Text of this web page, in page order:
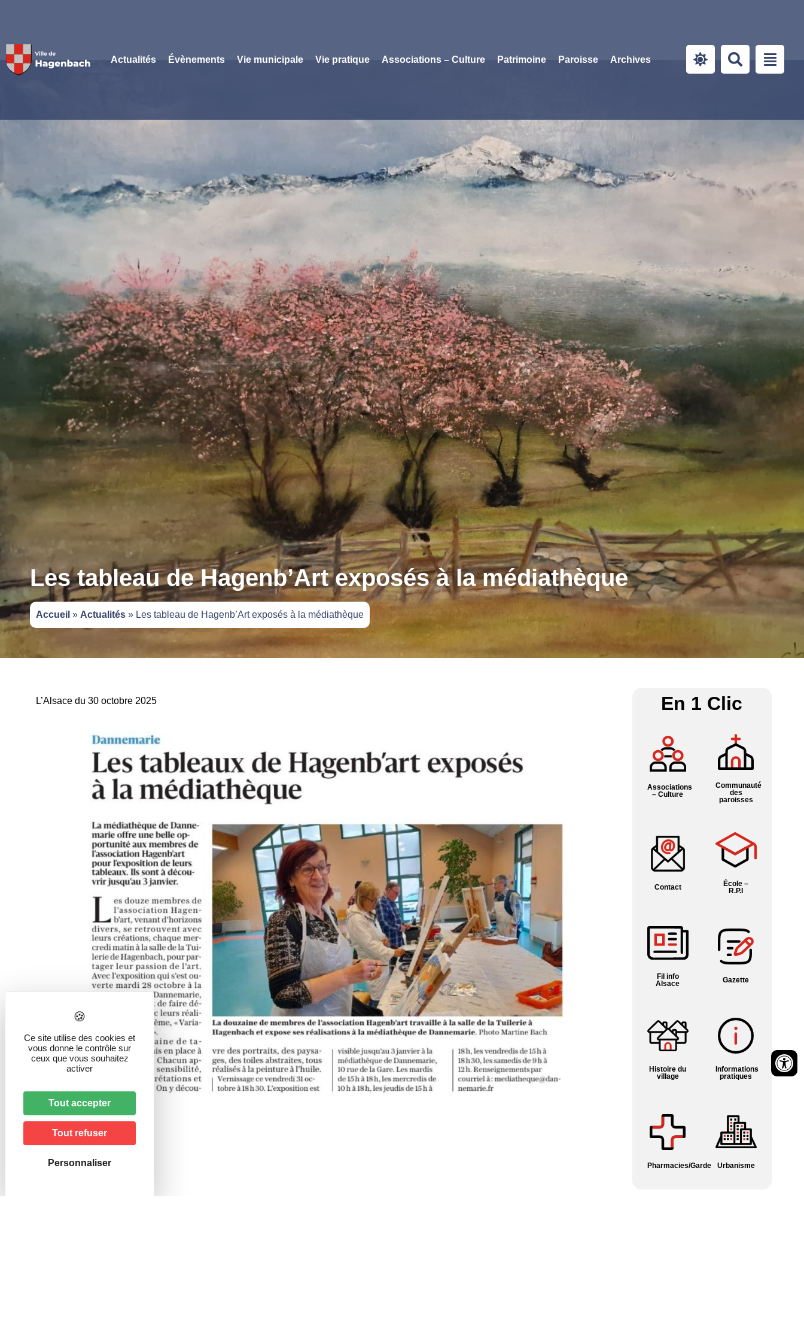
Actualités Évènements Vie municipale Vie pratique Associations – Culture Patrimoine Paroisse Archives
Les tableau de Hagenb’Art exposés à la médiathèque
Accueil » Actualités » Les tableau de Hagenb’Art exposés à la médiathèque
L’Alsace du 30 octobre 2025 En 1 Clic
Associations
– Culture
Communauté
des
paroisses
Contact
École –
R.P.I
Fil info
Alsace
Gazette
Histoire du
village
Informations
pratiques
Pharmacies/Garde Urbanisme
Ce site utilise des cookies et
vous donne le contrôle sur
ceux que vous souhaitez
activer
Tout accepter
Tout refuser
Personnaliser